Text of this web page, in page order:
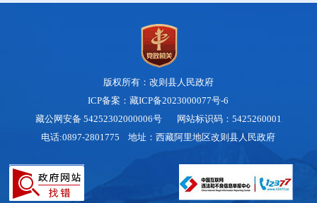
版权所有：改则县人民政府
ICP备案：藏ICP备2023000077号-6
藏公网安备 54252302000006号网站标识码：5425260001
电话:0897-2801775 地址：西藏阿里地区改则县人民政府